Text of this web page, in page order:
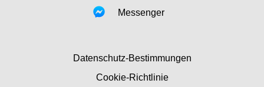
Messenger
Datenschutz-Bestimmungen
Cookie-Richtlinie